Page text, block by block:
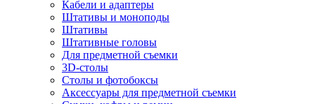
Кабели и адаптеры
Штативы и моноподы
Штативы
Штативные головы
Для предметной съемки
3D-столы
Столы и фотобоксы
Аксессуары для предметной съемки